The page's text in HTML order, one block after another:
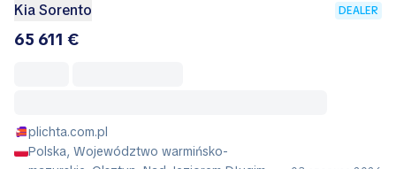
Kia Sorento DEALER
65 611 €
plichta.com.pl
Polska, Województwo warmińsko-